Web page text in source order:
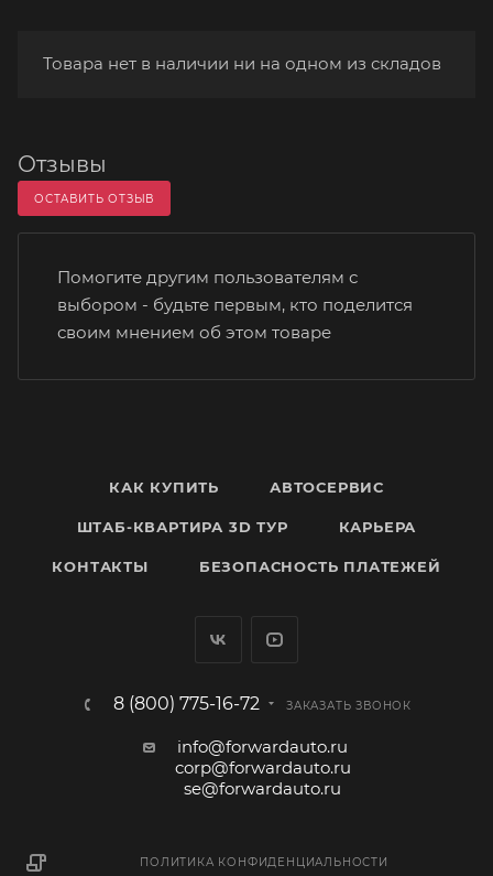
Товара нет в наличии ни на одном из складов
Отзывы
ОСТАВИТЬ ОТЗЫВ
Помогите другим пользователям с
выбором - будьте первым, кто поделится
своим мнением об этом товаре
КАК КУПИТЬ АВТОСЕРВИС
ШТАБ-КВАРТИРА 3D ТУР КАРЬЕРА
КОНТАКТЫ БЕЗОПАСНОСТЬ ПЛАТЕЖЕЙ
8 (800) 775-16-72 ЗАКАЗАТЬ ЗВОНОК
info@forwardauto.ru
corp@forwardauto.ru
se@forwardauto.ru
ПОЛИТИКА КОНФИДЕНЦИАЛЬНОСТИ